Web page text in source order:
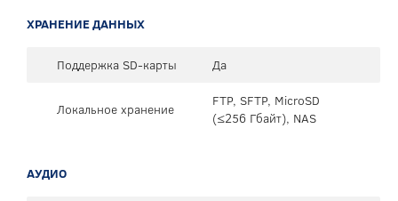
ХРАНЕНИЕ ДАННЫХ
Поддержка SD-карты Да
Локальное хранение
FTP, SFTP, MicroSD
(≤256 Гбайт), NAS
АУДИО